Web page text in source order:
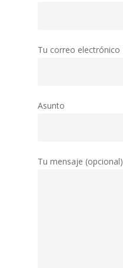
Tu correo electrónico
Asunto
Tu mensaje (opcional)